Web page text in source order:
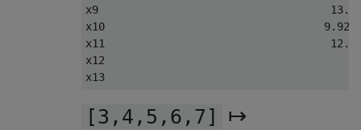
x9
x10
x11
[3,4,5,6,7] ↦